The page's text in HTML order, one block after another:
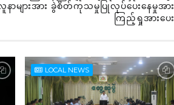
ာများအား ခွဲစိတ်ကုသမှုပြုလုပ်ပေးနေမှုအား
ကြည့်ရှုအားပေး
LOCAL NEWS